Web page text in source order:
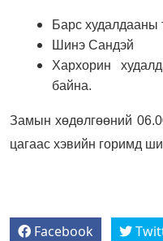
Барс худалдааны
Шинэ Сандэй
Хархорин
байна.
Замын хөдөлгөөний
цагаас хэвийн горимд
Facebook